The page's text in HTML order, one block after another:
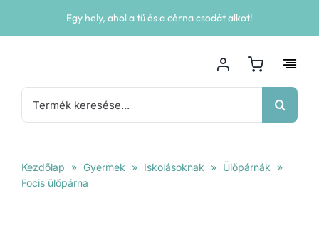
Egy hely, ahol a tű és a cérna csodát alkot!
Keresés...
Kezdőlap » Gyermek » Iskolásoknak » Ülőpárnák
»
Focis ülőpárna